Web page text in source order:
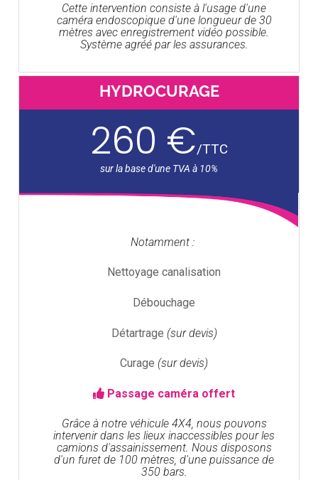
Cette intervention consiste à l'usage d'une
caméra endoscopique d'une longueur de 30
mètres avec enregistrement vidéo possible.
Système agréé par les assurances.
HYDROCURAGE
260 €/TTC
Notamment :
Nettoyage canalisation
Débouchage
Détartrage (sur devis)
Curage (sur devis)
Passage caméra offert
Grâce à notre véhicule 4X4, nous pouvons
intervenir dans les lieux inaccessibles pour les
camions d'assainissement. Nous disposons
d'un furet de 100 mètres, d'une puissance de
350 bars.